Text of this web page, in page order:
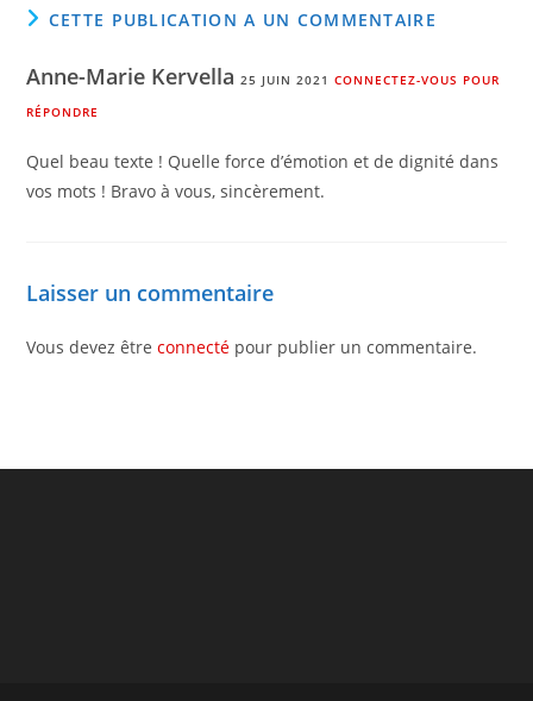
CETTE PUBLICATION A UN COMMENTAIRE
Anne-Marie Kervella25 JUIN 2021 CONNECTEZ-VOUS POUR
RÉPONDRE
Quel beau texte ! Quelle force d’émotion et de dignité dans
vos mots ! Bravo à vous, sincèrement.
Laisser un commentaire
Vous devez êtreconnecté pour publier un commentaire.